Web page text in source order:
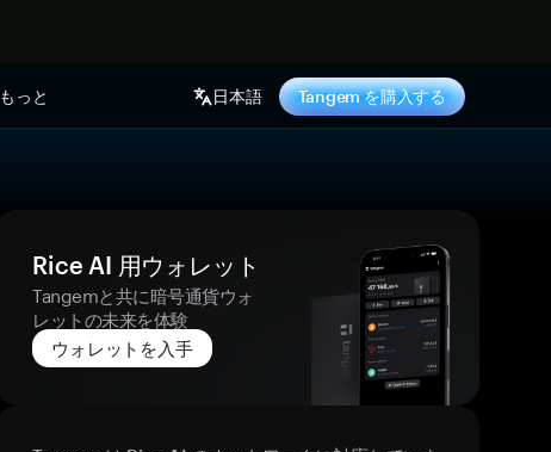
もっと 日本語 Tangem を購入する
Rice AI 用ウォレット
Tangemと共に暗号通貨ウォ
レットの未来を体験
ウォレットを入手